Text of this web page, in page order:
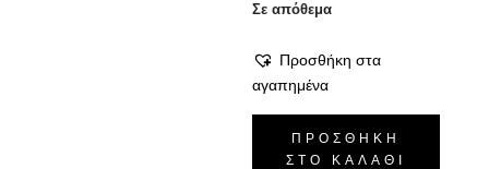
Σε απόθεμα
Προσθήκη στα
αγαπημένα
ΠΡΟΣΘΉΚΗ
ΣΤΟ ΚΑΛΆΘΙ